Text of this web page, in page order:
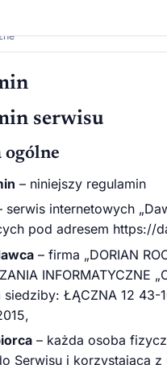
serwisu
ogólne
– niniejszy regulamin
serwis internetowych
pod adresem https://
– firma „DORIAN
INFORMATYCZNE
siedziby: ŁĄCZNA 12 43-
– każda osoba
Serwisu i korzystająca z